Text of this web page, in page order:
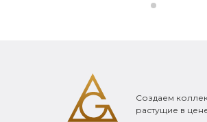
Создаем
растущие в